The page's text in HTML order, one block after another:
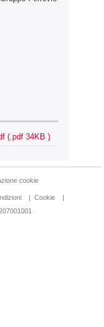
(.pdf 34KB )
cookie
| Cookie
|